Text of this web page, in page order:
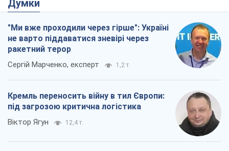
Думки
"Ми вже проходили через гірше": Україні
не варто піддаватися зневірі через
ракетний терор
Сергій Марченко, експерт 1,2 т.
Кремль переносить війну в тил Європи:
під загрозою критична логістика
Віктор Ягун 12,4 т.